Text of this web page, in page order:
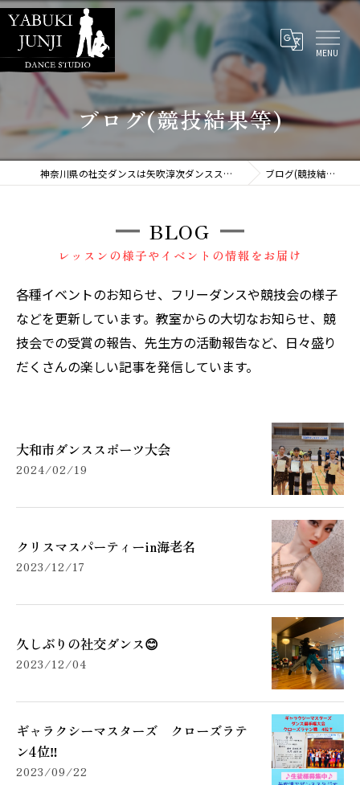
ブログ(競技結果等)
神奈川県の社交ダンスは矢吹淳次ダンススタジオ ブログ(競技結果等)
BLOG
レッスンの様子やイベントの情報をお届け
各種イベントのお知らせ、フリーダンスや競技会の様子
などを更新しています。教室からの大切なお知らせ、競
技会での受賞の報告、先生方の活動報告など、日々盛り
だくさんの楽しい記事を発信しています。
大和市ダンススポーツ大会
2024/02/19
クリスマスパーティーin海老名
2023/12/17
久しぶりの社交ダンス😊
2023/12/04
ギャラクシーマスターズ クローズラテ
ン4位‼️
2023/09/22